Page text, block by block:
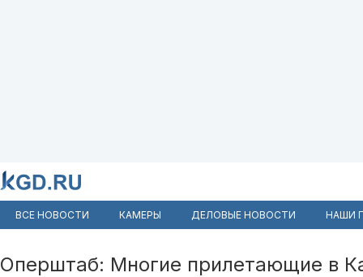
ВСЕ НОВОСТИ КАМЕРЫ ДЕЛОВЫЕ НОВОСТИ НАШИ
Оперштаб: Многие прилетающие в